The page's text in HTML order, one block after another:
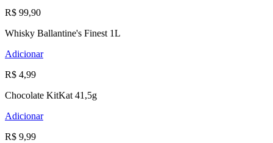
R$ 99,90
Whisky Ballantine's Finest 1L
Adicionar
R$ 4,99
Chocolate KitKat 41,5g
Adicionar
R$ 9,99